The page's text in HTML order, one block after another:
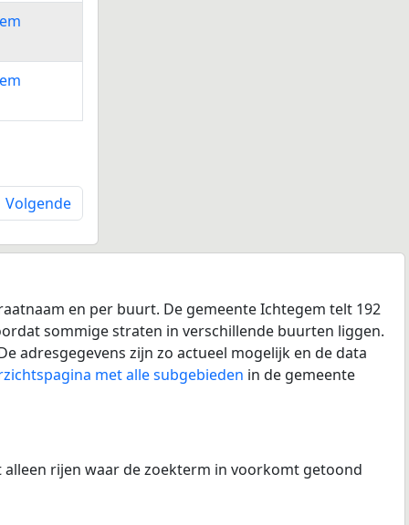
Volgende
en per buurt. De gemeente Ichtegem telt 192
sommige straten in verschillende buurten liggen.
adresgegevens zijn zo actueel mogelijk en de data
met alle subgebieden in de gemeente
rijen waar de zoekterm in voorkomt getoond